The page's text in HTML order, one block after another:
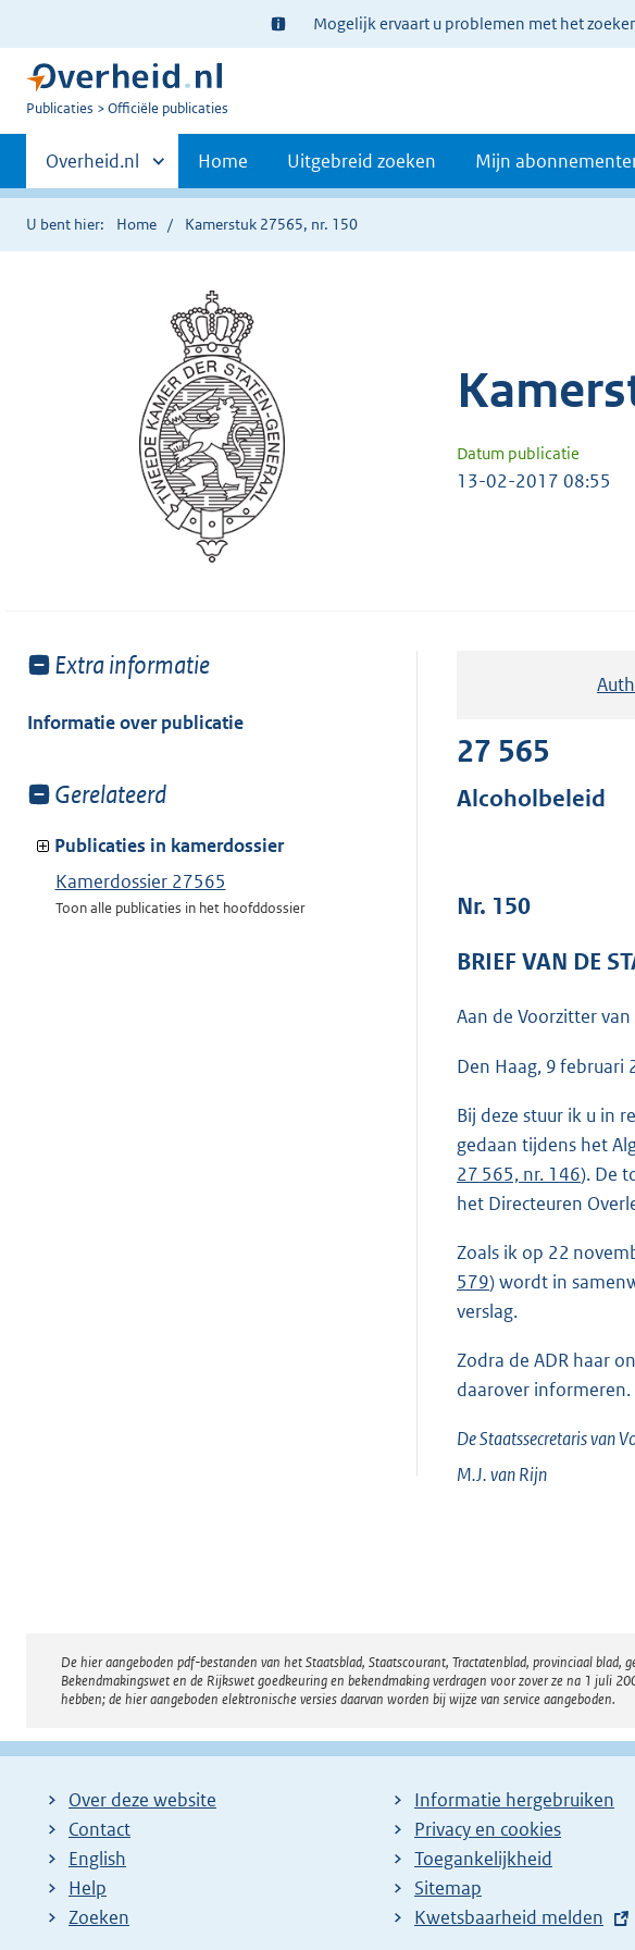
Ter
informatie:
Mogelijk ervaart u problemen met het
U
Publicaties Officiële publicaties
Primaire
navigatie
Andere
sites
binnen
Overheid.nl Home Uitgebreid zoeken Mijn
U bent hier: Home Kamerstuk 27565, nr. 150
Datum publicatie
13-02-2017 08:55
Toon
van:
Extra informatie
Informatie over publicatie
Toon
van:
Gerelateerd
Publicaties in kamerdossier
Kamerdossier 27565
Toon alle publicaties in het hoofddossier
27 565
Alcoholbeleid
Nr. 150
BRIEF VAN DE
Aan de Voorzitter
Den Haag, 9 februari
Bij deze stuur ik u in
gedaan tijdens het
27 565, nr. 146). De
het Directeuren
Zoals ik op 22
579) wordt in
verslag.
Zodra de ADR haar
daarover informeren.
De Staatssecretaris van
M.J. vanRijn
Disclaimer
De hier aangeboden pdf-bestanden van het Staatsblad, Staatscourant, Tractatenblad, provinciaal
Bekendmakingswet en de Rijkswet goedkeuring en bekendmaking verdragen voor zover ze na 1 juli
hebben; de hier aangeboden elektronische versies daarvan worden bij wijze van service aangeboden.
Over deze website
Contact
English
Help
Zoeken
Informatie hergebruiken
Privacy en cookies
Toegankelijkheid
Sitemap
E
Kwetsbaarheid melden